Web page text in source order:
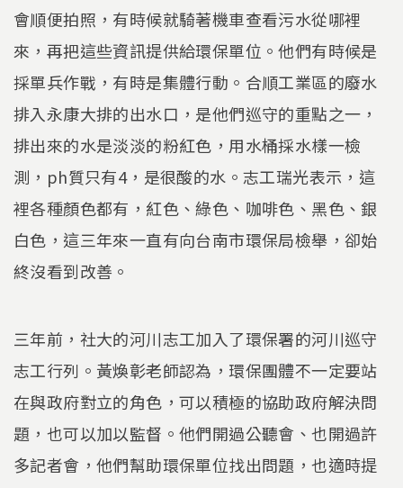
會順便拍照，有時候就騎著機車查看污水從哪裡
來，再把這些資訊提供給環保單位。他們有時候是
採單兵作戰，有時是集體行動。合順工業區的廢水
排入永康大排的出水口，是他們巡守的重點之一，
排出來的水是淡淡的粉紅色，用水桶採水樣一檢
測，ph質只有4，是很酸的水。志工瑞光表示，這
裡各種顏色都有，紅色、綠色、咖啡色、黑色、銀
白色，這三年來一直有向台南市環保局檢舉，卻始
終沒看到改善。
三年前，社大的河川志工加入了環保署的河川巡守
志工行列。黃煥彰老師認為，環保團體不一定要站
在與政府對立的角色，可以積極的協助政府解決問
題，也可以加以監督。他們開過公聽會、也開過許
多記者會，他們幫助環保單位找出問題，也適時提